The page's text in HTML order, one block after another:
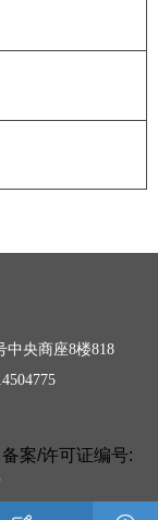
中央商座8楼818
案/许可证编号: